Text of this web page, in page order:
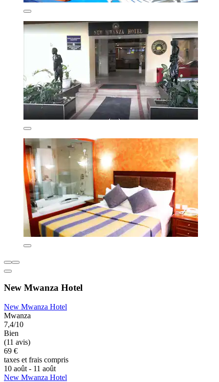
New Mwanza Hotel
New Mwanza Hotel
Mwanza
7,4/10
Bien
(11 avis)
69 €
taxes et frais compris
10 août - 11 août
New Mwanza Hotel